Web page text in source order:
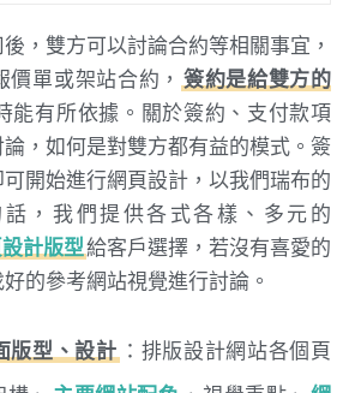
，雙方可以討論合約等相關事宜，
單或架站合約， 簽約是給雙方的
能有所依據。關於簽約、支付款項
，如何是對雙方都有益的模式。簽
開始進行網頁設計，以我們瑞布的
，我們提供各式各樣、多元的
計版型給客戶選擇，若沒有喜愛的
的參考網站視覺進行討論。
版型、設計 ：排版設計網站各個頁